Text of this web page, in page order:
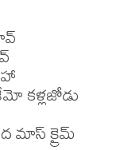
కళ్లజోడు
మాస్ క్రైమ్